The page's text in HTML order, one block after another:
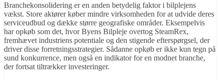
Branchekonsolidering er en anden betydelig faktor i bilplejens
vækst. Store aktører køber mindre virksomheden for at udvide deres
serviceudbud og dække større geografiske områder. Eksempelvis
har opkøb som det, hvor Byens Bilpleje overtog SteamRex,
fremhævet industriens potentiale og den stigende efterspørgsel, der
driver disse forretningsstrategier. Sådanne opkøb er ikke kun tegn på
sund konkurrence, men også en indikator for en modnet branche,
der fortsat tiltrækker investeringer.